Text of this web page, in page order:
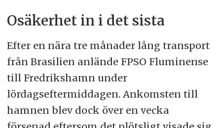
Osäkerhet in i det sista
Efter en nära tre månader lång transport
från Brasilien anlände FPSO Fluminense
till Fredrikshamn under
lördagseftermiddagen. Ankomsten till
hamnen blev dock över en vecka